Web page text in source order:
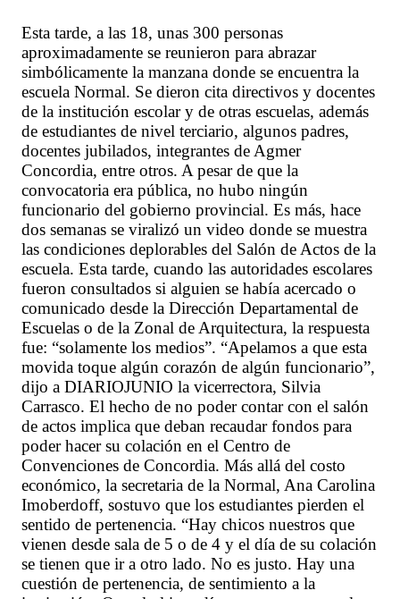
Esta tarde, a las 18, unas 300 personas
aproximadamente se reunieron para abrazar
simbólicamente la manzana donde se encuentra la
escuela Normal. Se dieron cita directivos y docentes
de la institución escolar y de otras escuelas, además
de estudiantes de nivel terciario, algunos padres,
docentes jubilados, integrantes de Agmer
Concordia, entre otros. A pesar de que la
convocatoria era pública, no hubo ningún
funcionario del gobierno provincial. Es más, hace
dos semanas se viralizó un video donde se muestra
las condiciones deplorables del Salón de Actos de la
escuela. Esta tarde, cuando las autoridades escolares
fueron consultados si alguien se había acercado o
comunicado desde la Dirección Departamental de
Escuelas o de la Zonal de Arquitectura, la respuesta
fue: “solamente los medios”. “Apelamos a que esta
movida toque algún corazón de algún funcionario”,
dijo a DIARIOJUNIO la vicerrectora, Silvia
Carrasco. El hecho de no poder contar con el salón
de actos implica que deban recaudar fondos para
poder hacer su colación en el Centro de
Convenciones de Concordia. Más allá del costo
económico, la secretaria de la Normal, Ana Carolina
Imoberdoff, sostuvo que los estudiantes pierden el
sentido de pertenencia. “Hay chicos nuestros que
vienen desde sala de 5 o de 4 y el día de su colación
se tienen que ir a otro lado. No es justo. Hay una
cuestión de pertenencia, de sentimiento a la